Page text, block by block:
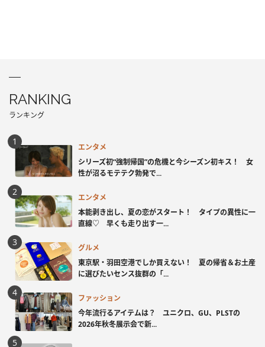
RANKING
ランキング
エンタメ
シリーズ初“強制帰国”の危機と今シーズン初キス！ 女
性が沼るモテテク勃発で...
エンタメ
本能剥き出し、夏の恋がスタート！ タイプの異性に一
直線♡ 早くも走り出す一...
グルメ
東京駅・羽田空港でしか買えない！ 夏の帰省＆お土産
に選びたいセンス抜群の「...
ファッション
今年流行るアイテムは？ ユニクロ、GU、PLSTの
2026年秋冬展示会で新...